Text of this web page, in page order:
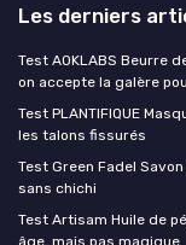
Les derniers
Test AOKLABS Beurre
on accepte la galère
Test PLANTIFIQUE
les talons fissurés
Test Green Fadel
sans chichi
Test Artisam Huile de
âge, mais pas magique